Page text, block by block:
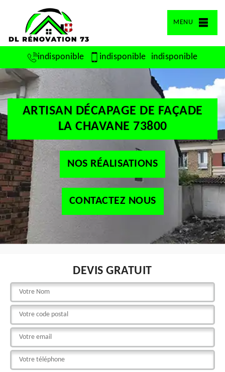
MENU
indisponible indisponible indisponible
ARTISAN DÉCAPAGE DE FAÇADE
LA CHAVANE 73800
NOS RÉALISATIONS
CONTACTEZ NOUS
DEVIS GRATUIT